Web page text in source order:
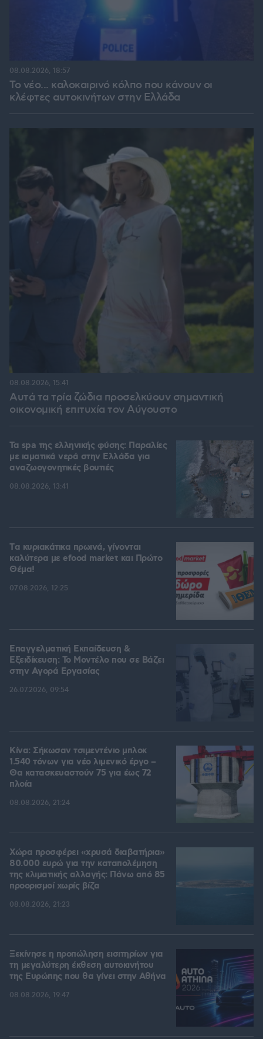
Το νέο... καλοκαιρινό κόλπο που κάνουν οι
κλέφτες αυτοκινήτων στην Ελλάδα
08.08.2026, 18:57
Αυτά τα τρία ζώδια προσελκύουν σημαντική
οικονομική επιτυχία τον Αύγουστο
08.08.2026, 15:41
Τα spa της ελληνικής φύσης: Παραλίες
με ιαματικά νερά στην Ελλάδα για
αναζωογονητικές βουτιές
08.08.2026, 13:41
Tα κυριακάτικα πρωινά, γίνονται
καλύτερα με efood market και Πρώτο
Θέμα!
07.08.2026, 12:25
Επαγγελματική Εκπαίδευση &
Εξειδίκευση: Το Mοντέλο που σε Bάζει
στην Aγορά Eργασίας
26.07.2026, 09:54
Κίνα: Σήκωσαν τσιμεντένιο μπλοκ
1.540 τόνων για νέο λιμενικό έργο –
Θα κατασκευαστούν 75 για έως 72
πλοία
08.08.2026, 21:24
Χώρα προσφέρει «χρυσά διαβατήρια»
80.000 ευρώ για την καταπολέμηση
της κλιματικής αλλαγής: Πάνω από 85
προορισμοί χωρίς βίζα
08.08.2026, 21:23
Ξεκίνησε η προπώληση εισιτηρίων για
τη μεγαλύτερη έκθεση αυτοκινήτου
της Ευρώπης που θα γίνει στην Αθήνα
08.08.2026, 19:47